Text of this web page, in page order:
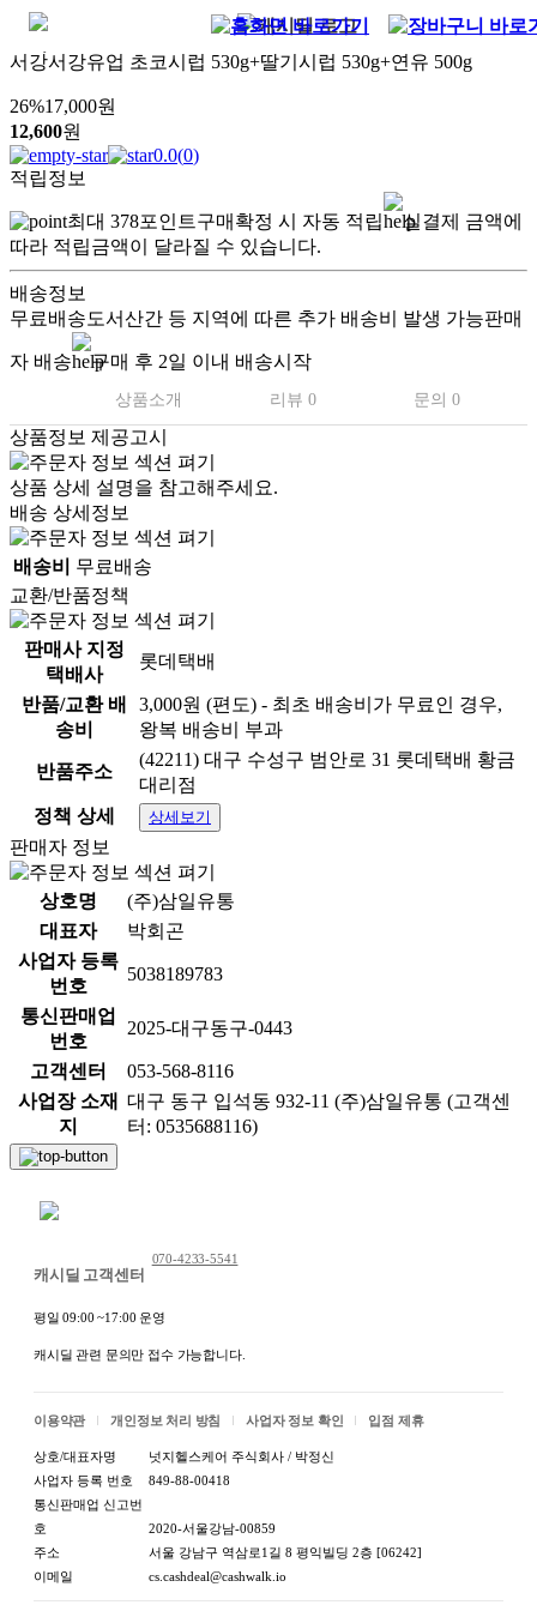
서강서강유업 초코시럽 530g+딸기시럽 530g+연유 500g
26%17,000원
12,600원
0.0(0)
적립정보
최대 378포인트구매확정 시 자동 적립
실결제 금액에
따라 적립금액이 달라질 수 있습니다.
배송정보
무료배송도서산간 등 지역에 따른 추가 배송비 발생 가능판매
자 배송 구매 후 2일 이내 배송시작
상품소개 리뷰 0 문의 0
상품정보 제공고시
상품 상세 설명을 참고해주세요.
배송 상세정보
배송비
무료배송
교환/반품정책
판매사 지정
택배사
롯데택배
반품/교환 배
송비
3,000원 (편도) - 최초 배송비가 무료인 경우,
왕복 배송비 부과
반품주소
(42211) 대구 수성구 범안로 31 롯데택배 황금
대리점
정책 상세
상세보기
판매자 정보
상호명
(주)삼일유통
대표자
박회곤
사업자 등록
번호
5038189783
통신판매업
번호
2025-대구동구-0443
고객센터
053-568-8116
사업장 소재
지
대구 동구 입석동 932-11 (주)삼일유통 (고객센
터: 0535688116)
캐시딜 고객센터
070-4233-5541
평일 09:00 ~17:00 운영
캐시딜 관련 문의만 접수 가능합니다.
이용약관 개인정보 처리 방침 사업자 정보 확인 입점 제휴
상호/대표자명
넛지헬스케어 주식회사 / 박정신
사업자 등록 번호
849-88-00418
통신판매업 신고번
호
2020-서울강남-00859
주소
서울 강남구 역삼로1길 8 평익빌딩 2층 [06242]
이메일
cs.cashdeal@cashwalk.io